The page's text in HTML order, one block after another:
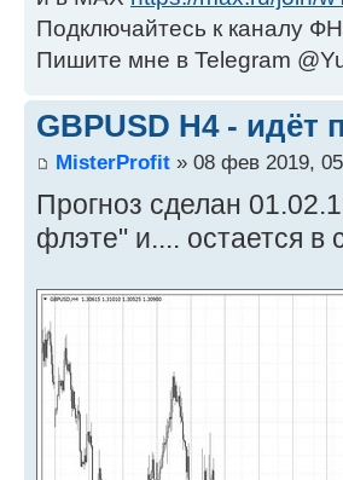
Подключайтесь к каналу
Пишите мне в Telegram
GBPUSD H4 - идёт
MisterProfit » 08 фев 2019,
Прогноз сделан
флэте" и.... остается в